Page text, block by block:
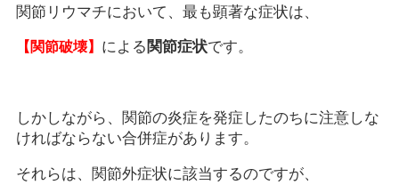
関節リウマチにおいて、最も顕著な症状は、
【関節破壊】 による 関節症状です。
しかしながら、関節の炎症を発症したのちに注意しな
ければならない合併症があります。
それらは、関節外症状に該当するのですが、